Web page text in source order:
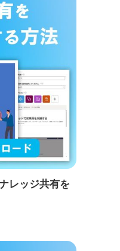
レッジ共有を